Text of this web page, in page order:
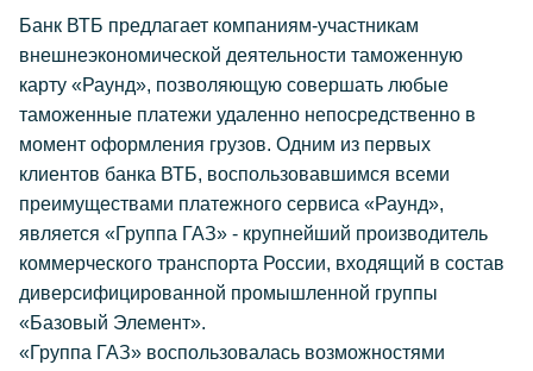
Банк ВТБ предлагает компаниям-участникам
внешнеэкономической деятельности таможенную
карту «Раунд», позволяющую совершать любые
таможенные платежи удаленно непосредственно в
момент оформления грузов. Одним из первых
клиентов банка ВТБ, воспользовавшимся всеми
преимуществами платежного сервиса «Раунд»,
является «Группа ГАЗ» - крупнейший производитель
коммерческого транспорта России, входящий в состав
диверсифицированной промышленной группы
«Базовый Элемент».
«Группа ГАЗ» воспользовалась возможностями